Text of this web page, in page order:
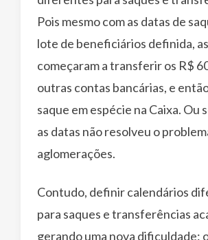
Pois mesmo com as datas de
lote de beneficiários definida,
começaram a transferir os R$
outras contas bancárias, e
saque em espécie na Caixa. Ou
as datas não resolveu o
aglomerações.
Contudo, definir calendários
para saques e transferências
gerando uma nova dificuldade: